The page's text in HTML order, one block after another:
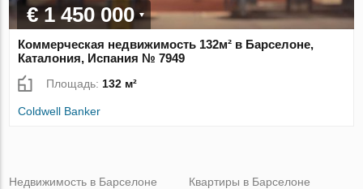
€ 1 450 000
Коммерческая недвижимость 132м² в Барселоне,
Каталония, Испания № 7949
Площадь: 132 м²
Coldwell Banker
Недвижимость в Барселоне
Квартиры в Барселоне